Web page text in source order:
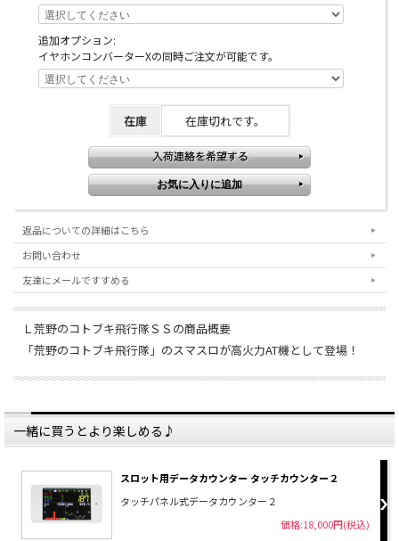
追加オプション:
イヤホンコンバーターXの同時ご注文が可能です。
在庫 在庫切れです。
返品についての詳細はこちら
お問い合わせ
友達にメールですすめる
Ｌ荒野のコトブキ飛行隊ＳＳの商品概要
「荒野のコトブキ飛行隊」のスマスロが高火力AT機として登場！
一緒に買うとより楽しめる♪
スロット用データカウンター タッチカウンター２
タッチパネル式データカウンター２
価格:18,000円(税込)